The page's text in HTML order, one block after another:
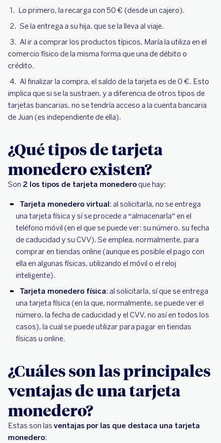
Lo primero, la recarga con 50 € (desde un cajero).
Se la entrega a su hija, que se la lleva al viaje.
Al ir a comprar los productos típicos, María la utiliza en el
comercio físico de la misma forma que una de débito o
crédito.
Al finalizar la compra, el saldo de la tarjeta es de 0 €. Esto
implica que si se la sustraen, y a diferencia de otros tipos de
tarjetas bancarias, no se tendría acceso a la cuenta bancaria
de Juan (es independiente de ella).
¿Qué tipos de tarjeta
monedero existen?
Son 2 los tipos de tarjeta monedero que hay:
Tarjeta monedero virtual: al solicitarla, no se entrega
una tarjeta física y sí se procede a “almacenarla” en el
teléfono móvil (en el que se puede ver: su número, su fecha
de caducidad y su CVV). Se emplea, normalmente, para
comprar en tiendas online (aunque es posible el pago con
ella en algunas físicas, utilizando el móvil o el reloj
inteligente).
Tarjeta monedero física: al solicitarla, sí que se entrega
una tarjeta física (en la que, normalmente, se puede ver el
número, la fecha de caducidad y el CVV, no así en todos los
casos), la cual se puede utilizar para pagar en tiendas
físicas u online.
¿Cuáles son las principales
ventajas de una tarjeta
monedero?
Estas son las ventajas por las que destaca una tarjeta
monedero: